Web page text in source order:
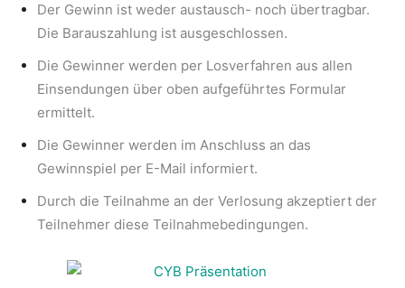
Der Gewinn ist weder austausch- noch übertragbar.
Die Barauszahlung ist ausgeschlossen.
Die Gewinner werden per Losverfahren aus allen
Einsendungen über oben aufgeführtes Formular
ermittelt.
Die Gewinner werden im Anschluss an das
Gewinnspiel per E-Mail informiert.
Durch die Teilnahme an der Verlosung akzeptiert der
Teilnehmer diese Teilnahmebedingungen.